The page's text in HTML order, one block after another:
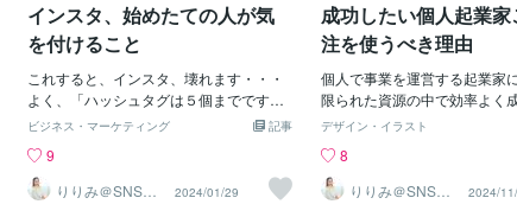
インスタ、始めたての人が気
を付けること
これすると、インスタ、壊れます・・・
よく、「ハッシュタグは５個までです
よ！」とか、「ハイライトは作った方が
す。でも、わかりやすいノウハウより
も、何よりも・・・ユーザー目線の投稿
じゃないとアカウント、ぶっ壊れます。
記事
ビジネス・マーケティング
9
りりみ＠SNSイ
ンスタ運用
2024/01/29
成功したい個人起業
注を使うべき理由
個人で事業を運営する起業家に
限られた資源の中で効率よく
ことは最大の課題です。その
ードや成果が大きく変わります
注目すべきは「外注」です。
の延長は「時間短縮」画像デ
デザイン・イラスト
8
りりみ＠SNSイ
ンスタ運用
2024/